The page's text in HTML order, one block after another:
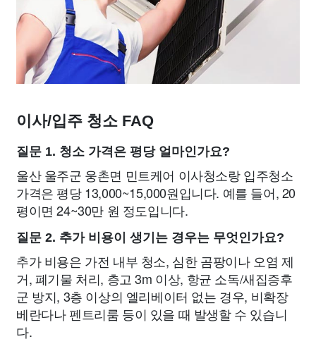
이사/입주 청소 FAQ
질문 1. 청소 가격은 평당 얼마인가요?
울산 울주군 웅촌면 민트케어 이사청소랑 입주청소
가격은 평당 13,000~15,000원입니다. 예를 들어, 20
평이면 24~30만 원 정도입니다.
질문 2. 추가 비용이 생기는 경우는 무엇인가요?
추가 비용은 가전 내부 청소, 심한 곰팡이나 오염 제
거, 폐기물 처리, 층고 3m 이상, 항균 소독/새집증후
군 방지, 3층 이상의 엘리베이터 없는 경우, 비확장
베란다나 펜트리룸 등이 있을 때 발생할 수 있습니
다.